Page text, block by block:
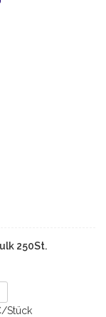
250St.
Stück